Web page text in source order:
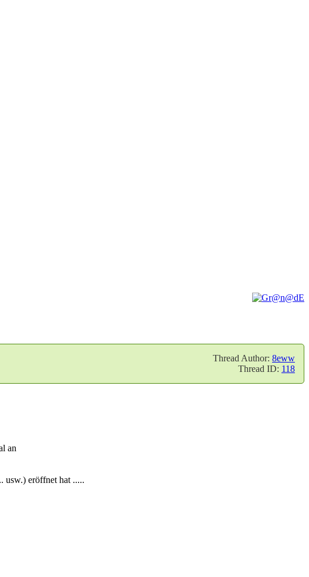
Thread Author: 8eww
Thread ID: 118
an
usw.) eröffnet hat .....